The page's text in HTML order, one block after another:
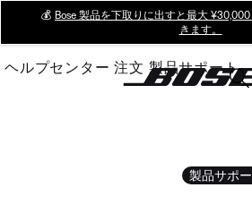
Main
💰 Bose 製品を下取りに出すと最大
きます。
ヘルプセンター 注文 製品サポート
製品サポ